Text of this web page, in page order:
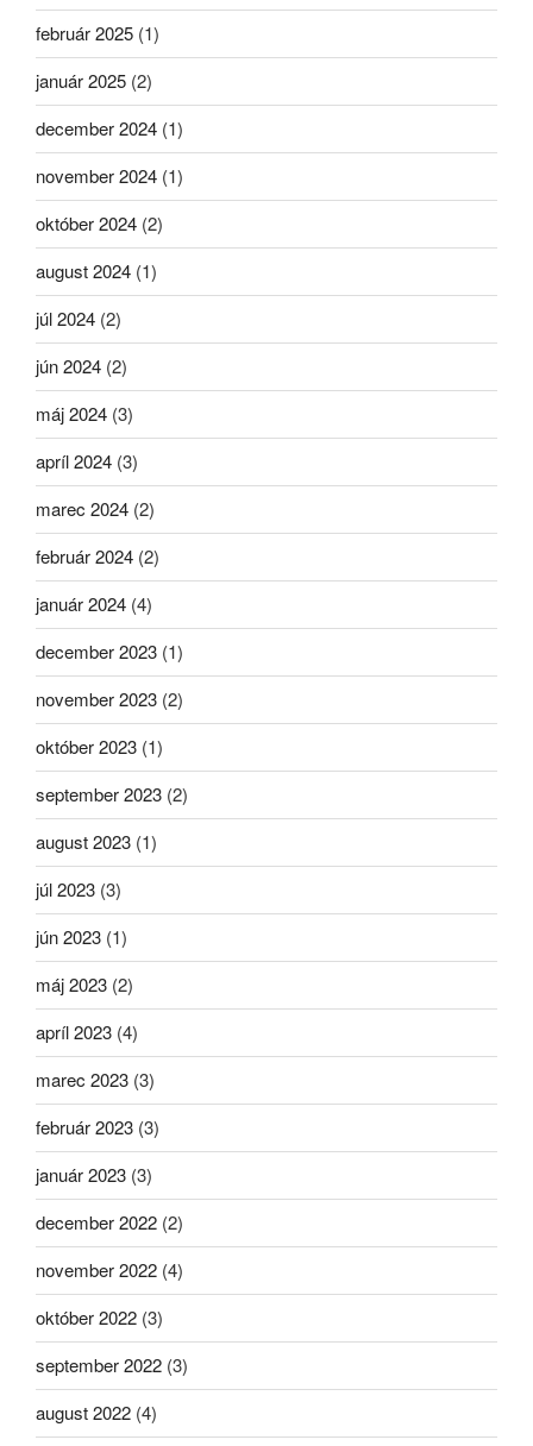
február 2025 (1)
január 2025 (2)
december 2024 (1)
november 2024 (1)
október 2024 (2)
august 2024 (1)
júl 2024 (2)
jún 2024 (2)
máj 2024 (3)
apríl 2024 (3)
marec 2024 (2)
február 2024 (2)
január 2024 (4)
december 2023 (1)
november 2023 (2)
október 2023 (1)
september 2023 (2)
august 2023 (1)
júl 2023 (3)
jún 2023 (1)
máj 2023 (2)
apríl 2023 (4)
marec 2023 (3)
február 2023 (3)
január 2023 (3)
december 2022 (2)
november 2022 (4)
október 2022 (3)
september 2022 (3)
august 2022 (4)